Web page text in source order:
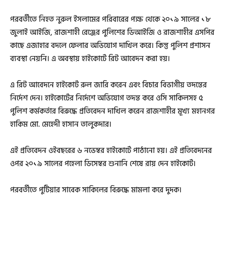
পরবর্তীতে নিহত নুরুল ইসলামের পরিবারের পক্ষ থেকে ২০১৯ সালের ১৮
জুলাই আইজি, রাজশাহী রেঞ্জের পুলিশের ডিআইজি ও রাজশাহীর এসপির
কাছে এজাহার বদলে ফেলার অভিযোগ দাখিল করে। কিন্তু পুলিশ প্রশাসন
ব্যবস্থা নেয়নি। এ অবস্থায় হাইকোর্টে রিট আবেদন করা হয়।
এ রিট আবেদনে হাইকোর্ট রুল জারি করেন এবং বিচার বিভাগীয় তদন্তের
নির্দেশ দেন। হাইকোর্টের নির্দেশে অভিযোগ তদন্ত করে ওসি সাকিলসহ ৫
পুলিশ কর্মকর্তার বিরুদ্ধে প্রতিবেদন দাখিল করেন রাজশাহীর মূখ্য মহানগর
হাকিম মো. মেহেদী হাসান তালুকদার।
এই প্রতিবেদন ওইবছরের ৬ নভেম্বর হাইকোর্টে পাঠানো হয়। এই প্রতিবেদনের
ওপর ২০১৯ সালের পহেলা ডিসেম্বর শুনানি শেষে রায় দেন হাইকোর্ট।
পরবর্তীতে পুটিয়ার সাবেক সাকিলের বিরুদ্ধে মামলা করে দুদক।